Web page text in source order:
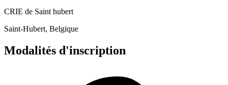
CRIE de Saint hubert
Saint-Hubert, Belgique
Modalités d'inscription